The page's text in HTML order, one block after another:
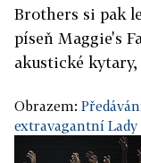
Brothers si pak
píseň Maggie's
akustické kytary,
Obrazem:
extravagantní Lady